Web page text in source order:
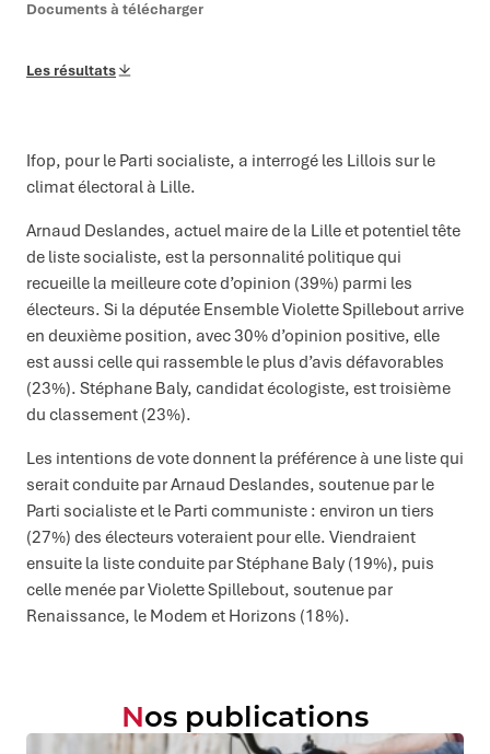
Documents à télécharger
Les résultats
Ifop, pour le Parti socialiste, a interrogé les Lillois sur le
climat électoral à Lille.
Arnaud Deslandes, actuel maire de la Lille et potentiel tête
de liste socialiste, est la personnalité politique qui
recueille la meilleure cote d’opinion (39%) parmi les
électeurs. Si la députée Ensemble Violette Spillebout arrive
en deuxième position, avec 30% d’opinion positive, elle
est aussi celle qui rassemble le plus d’avis défavorables
(23%). Stéphane Baly, candidat écologiste, est troisième
du classement (23%).
Les intentions de vote donnent la préférence à une liste qui
serait conduite par Arnaud Deslandes, soutenue par le
Parti socialiste et le Parti communiste : environ un tiers
(27%) des électeurs voteraient pour elle. Viendraient
ensuite la liste conduite par Stéphane Baly (19%), puis
celle menée par Violette Spillebout, soutenue par
Renaissance, le Modem et Horizons (18%).
Nos publications